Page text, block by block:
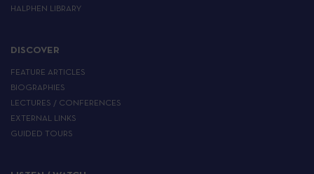
HALPHEN LIBRARY
DISCOVER
FEATURE ARTICLES
BIOGRAPHIES
LECTURES / CONFERENCES
EXTERNAL LINKS
GUIDED TOURS